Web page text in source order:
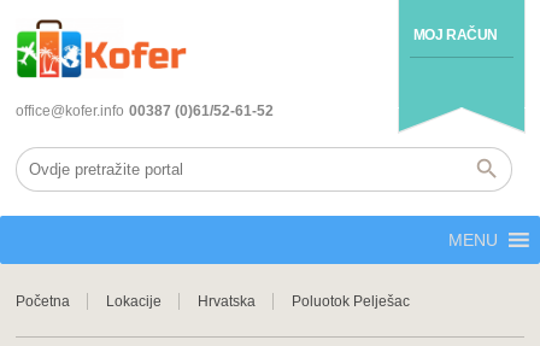
MOJ RAČUN
office@kofer.info 00387 (0)61/52-61-52
MENU
Početna Lokacije Hrvatska Poluotok Pelješac